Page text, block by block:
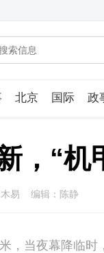
北京 国际 政
，“机
木易 编辑：陈静
，当夜幕降临